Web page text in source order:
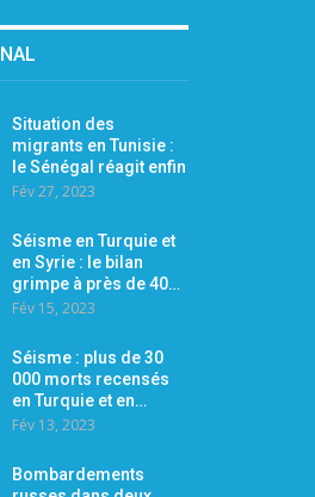
Situation des
migrants en Tunisie :
le Sénégal réagit enfin
Fév 27, 2023
Séisme en Turquie et
en Syrie : le bilan
grimpe à près de 40…
Fév 15, 2023
Séisme : plus de 30
000 morts recensés
en Turquie et en…
Fév 13, 2023
Bombardements